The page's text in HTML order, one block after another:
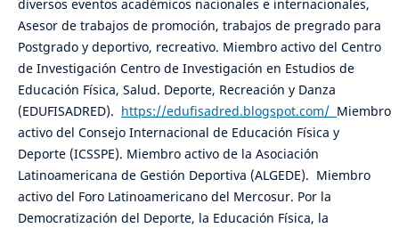
diversos eventos académicos nacionales e internacionales,
Asesor de trabajos de promoción, trabajos de pregrado para
Postgrado y deportivo, recreativo. Miembro activo del Centro
de Investigación Centro de Investigación en Estudios de
Educación Física, Salud. Deporte, Recreación y Danza
(EDUFISADRED). https://edufisadred.blogspot.com/ Miembro
activo del Consejo Internacional de Educación Física y
Deporte (ICSSPE). Miembro activo de la Asociación
Latinoamericana de Gestión Deportiva (ALGEDE). Miembro
activo del Foro Latinoamericano del Mercosur. Por la
Democratización del Deporte, la Educación Física, la